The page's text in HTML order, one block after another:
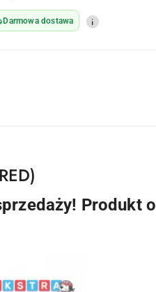
Darmowa dostawa
Produkt o